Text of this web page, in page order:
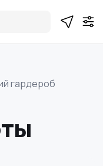
гардероб